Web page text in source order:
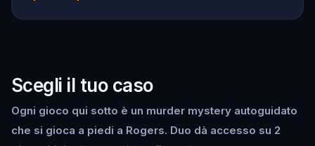
Scegli il tuo caso
Ogni gioco qui sotto è un murder mystery autoguidato
che si gioca a piedi a Rogers. Duo dà accesso su 2